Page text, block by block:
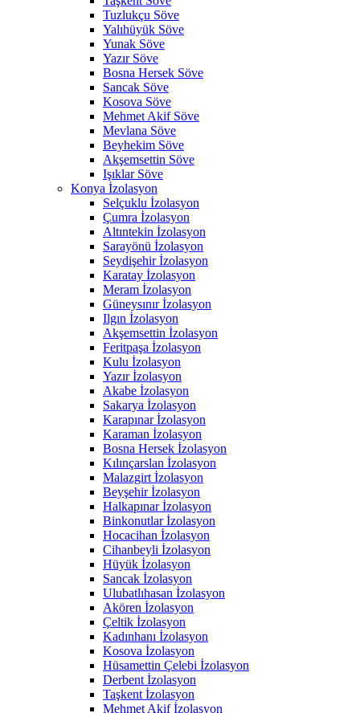
Tuzlukçu Söve
Yalıhüyük Söve
Yunak Söve
Yazır Söve
Bosna Hersek Söve
Sancak Söve
Kosova Söve
Mehmet Akif Söve
Mevlana Söve
Beyhekim Söve
Akşemsettin Söve
Işıklar Söve
Konya İzolasyon
Selçuklu İzolasyon
Çumra İzolasyon
Altıntekin İzolasyon
Sarayönü İzolasyon
Seydişehir İzolasyon
Karatay İzolasyon
Meram İzolasyon
Güneysınır İzolasyon
Ilgın İzolasyon
Akşemsettin İzolasyon
Feritpaşa İzolasyon
Kulu İzolasyon
Yazır İzolasyon
Akabe İzolasyon
Sakarya İzolasyon
Karapınar İzolasyon
Karaman İzolasyon
Bosna Hersek İzolasyon
Kılınçarslan İzolasyon
Malazgirt İzolasyon
Beyşehir İzolasyon
Halkapınar İzolasyon
Binkonutlar İzolasyon
Hocacihan İzolasyon
Cihanbeyli İzolasyon
Hüyük İzolasyon
Sancak İzolasyon
Ulubatlıhasan İzolasyon
Akören İzolasyon
Çeltik İzolasyon
Kadınhanı İzolasyon
Kosova İzolasyon
Hüsamettin Çelebi İzolasyon
Derbent İzolasyon
Taşkent İzolasyon
Mehmet Akif İzolasyon